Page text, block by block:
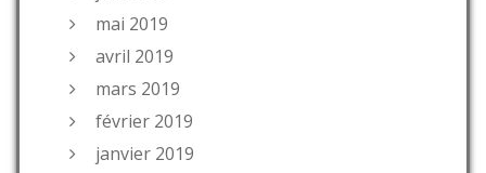
mai 2019
avril 2019
mars 2019
février 2019
janvier 2019